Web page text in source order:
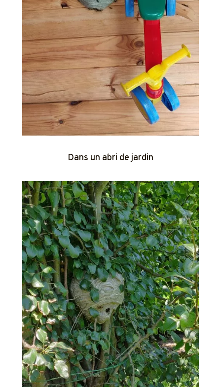
Dans un abri de jardin